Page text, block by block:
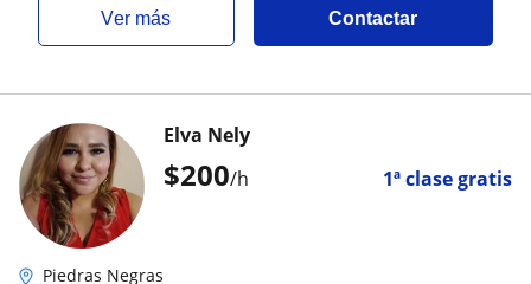
ver más Contactar
$200/h 1ª clase gratis
Elva Nely
Piedras Negras